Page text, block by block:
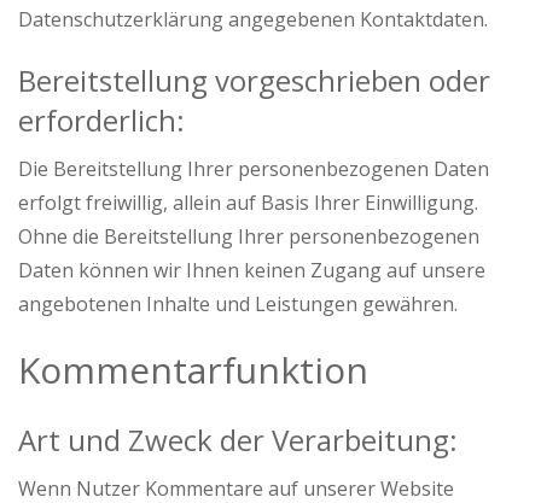
Datenschutzerklärung angegebenen Kontaktdaten.
Bereitstellung vorgeschrieben oder
erforderlich:
Die Bereitstellung Ihrer personenbezogenen Daten
erfolgt freiwillig, allein auf Basis Ihrer Einwilligung.
Ohne die Bereitstellung Ihrer personenbezogenen
Daten können wir Ihnen keinen Zugang auf unsere
angebotenen Inhalte und Leistungen gewähren.
Kommentarfunktion
Art und Zweck der Verarbeitung:
Wenn Nutzer Kommentare auf unserer Website